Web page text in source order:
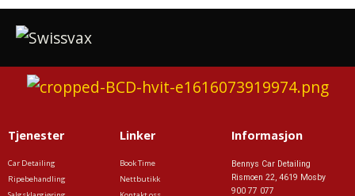
Tjenester
Car Detailing
Ripebehandling
Linker
Book Time
Nettbutikk
Informasjon
Bennys Car Detailing
Rismoen 22, 4619 Mosby
900 77 077